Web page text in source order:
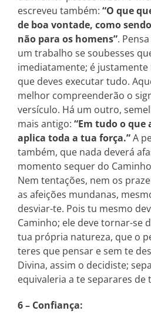
escreveu também: “O que
de boa vontade, como
não para os homens”.
um trabalho se soubesses
imediatamente; é justamente
que deves executar tudo.
melhor compreenderão o
versículo. Há um outro,
mais antigo: “Em tudo o
aplica toda a tua força.”A
também, que nada deverá
momento sequer do
Nem tentações, nem os
as afeições mundanas,
desviar-te. Pois tu mesmo
Caminho; ele deve tornar-se
tua própria natureza, que o
teres que pensar e sem te
Divina, assim o decidiste;
equivaleria a te separares de
6 – Confiança: